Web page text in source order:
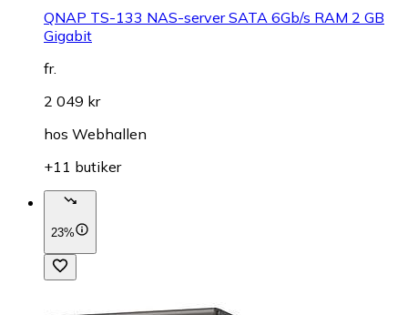
QNAP TS-133 NAS-server SATA 6Gb/s RAM 2 GB
Gigabit
fr.
2 049 kr
hos Webhallen
+11 butiker
23%